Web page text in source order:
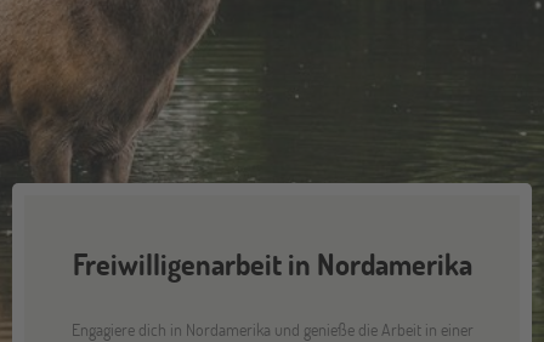
Freiwilligenarbeit in Nordamerika
Engagiere dich in Nordamerika und genieße die Arbeit in einer